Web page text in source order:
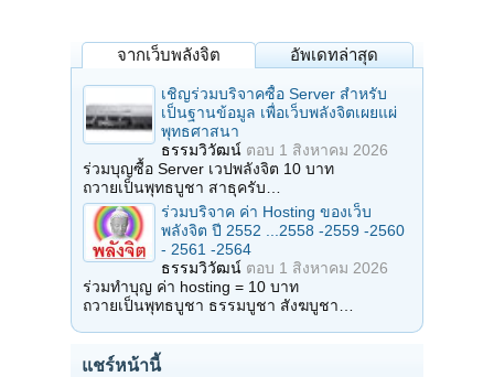
จากเว็บพลังจิต อัพเดทล่าสุด
เชิญร่วมบริจาคซื้อ Server สำหรับ
เป็นฐานข้อมูล เพื่อเว็บพลังจิตเผยแผ่
พุทธศาสนา
ธรรมวิวัฒน์ ตอบ 1 สิงหาคม 2026
ร่วมบุญซื้อ Server เวปพลังจิต 10 บาท
ถวายเป็นพุทธบูชา สาธุครับ…
ร่วมบริจาค ค่า Hosting ของเว็บ
พลังจิต ปี 2552 ...2558 -2559 -2560
- 2561 -2564
ธรรมวิวัฒน์ ตอบ 1 สิงหาคม 2026
ร่วมทำบุญ ค่า hosting = 10 บาท
ถวายเป็นพุทธบูชา ธรรมบูชา สังฆบูชา…
แชร์หน้านี้